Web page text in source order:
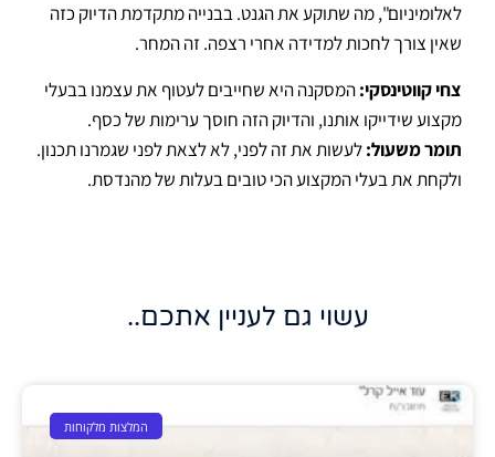
לאלומיניום", מה שתוקע את הגנט.בבנייה מתקדמת הדיוק כזה
שאין צורך לחכות למדידה אחרי רצפה.זה המחר.
צחי קווטינסקי:המסקנה היא שחייבים לעטוף את עצמנו בבעלי
מקצוע שידייקו אותנו, והדיוק הזה חוסך ערימות של כסף.
תומר משעול:לעשות את זה לפני, לא לצאת לפני שגמרנו תכנון.
ולקחת את בעלי המקצוע הכי טובים בעלות של מהנדסת.
עשוי גם לעניין אתכם..
המלצות מלקוחות